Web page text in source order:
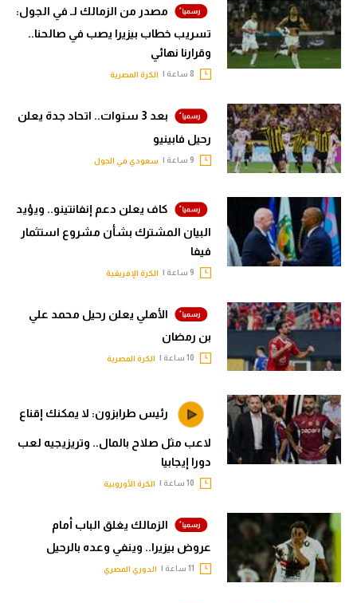
مصدر من الزمالك لـ في الجول:
تسريب خطاب بيزيرا يصب في صالحنا..
وقرارنا نهائي
الكرة المصرية
بعد 3 سنوات.. اتحاد جدة يعلن
رحيل فابينيو
سعودي في الجول
كاف يعلن دعم إنفانتينو.. ويؤيد
البيان المشترك بشأن مشروع استثمار
فيفا
الكرة الإفريقية
الأهلي يعلن رحيل محمد علي
بن رمضان
الكرة المصرية
رئيس طرابزون: لا يمكنك إقناع
لاعب مثل صلاح بالمال.. وتريزيجيه لعب
دورا إيجابيا
الكرة الأوروبية
الزمالك يغلق الباب أمام
عروض بيزيرا.. وينفي وعده بالرحيل
الدوري المصري